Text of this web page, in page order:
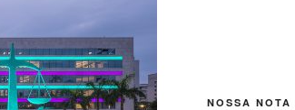
NOSSA NOTA